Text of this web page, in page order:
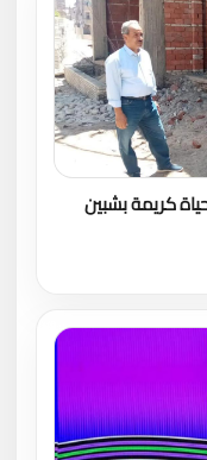
كريمة بشبين